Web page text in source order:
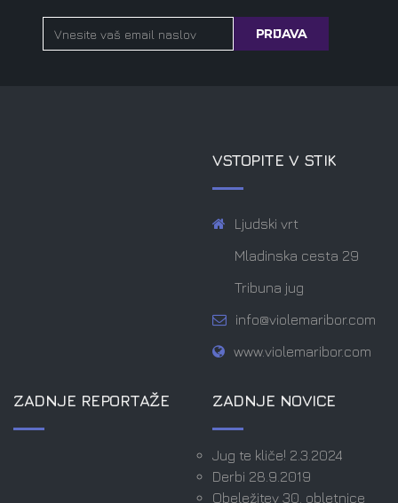
VSTOPITE V STIK
Ljudski vrt
Mladinska cesta 29
Tribuna jug
info@violemaribor.com
www.violemaribor.com
ZADNJE REPORTAŽE ZADNJE NOVICE
Jug te kliče! 2.3.2024
Derbi 28.9.2019
Obeležitev 30. obletnice